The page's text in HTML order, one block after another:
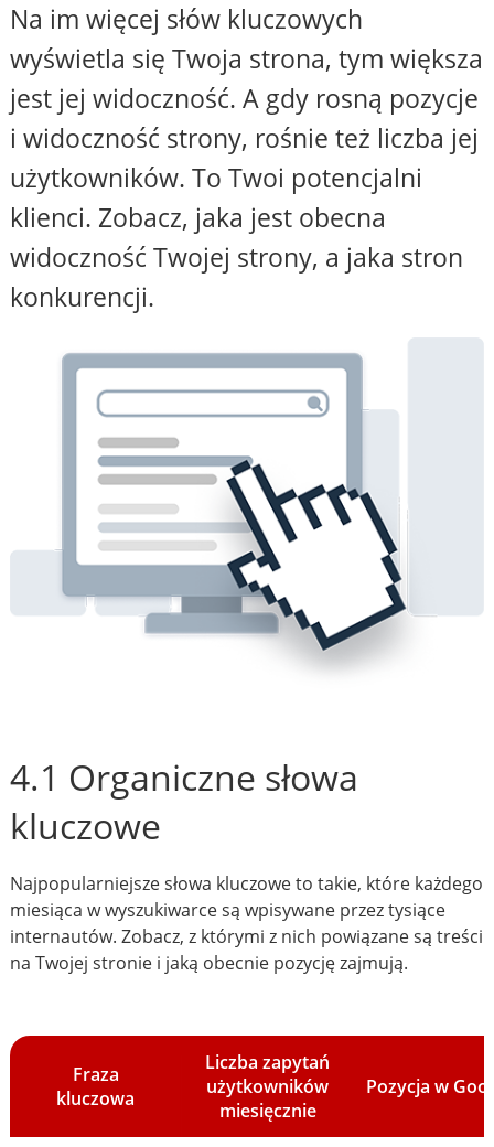
Na im więcej słów kluczowych
wyświetla się Twoja strona, tym większa
jest jej widoczność. A gdy rosną pozycje
i widoczność strony, rośnie też liczba jej
użytkowników. To Twoi potencjalni
klienci. Zobacz, jaka jest obecna
widoczność Twojej strony, a jaka stron
konkurencji.
4.1 Organiczne słowa
kluczowe
Najpopularniejsze słowa kluczowe to takie, które każdego
miesiąca w wyszukiwarce są wpisywane przez tysiące
internautów. Zobacz, z którymi z nich powiązane są treści
na Twojej stronie i jaką obecnie pozycję zajmują.
Fraza
kluczowa
Liczba zapytań
użytkowników
miesięcznie
Pozycja w